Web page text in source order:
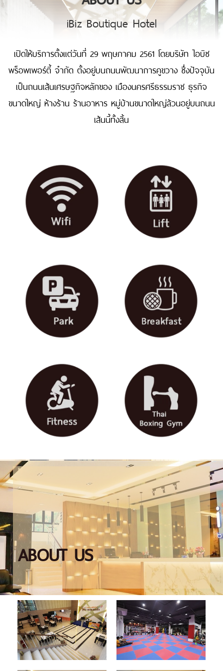
iBiz Boutique Hotel
เปิดให้บริการตั้งแต่วันที่ 29 พฤษภาคม 2561 โดยบริษัท ไอบิซ
พร็อพเพอร์ตี้ จำกัด ตั้งอยู่บนถนนพัฒนาการคูขวาง ซึ่งปัจจุบัน
เป็นถนนเส้นเศรษฐกิจหลักของ เมืองนครศรีธรรมราช ธุรกิจ
ขนาดใหญ่ ห้างร้าน ร้านอาหาร หมู่บ้านขนาดใหญ่ล้วนอยู่บนถนน
เส้นนี้ทั้งสิ้น
ABOUT US